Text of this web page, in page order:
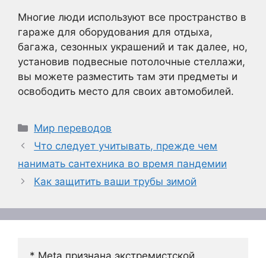
Многие люди используют все пространство в
гараже для оборудования для отдыха,
багажа, сезонных украшений и так далее, но,
установив подвесные потолочные стеллажи,
вы можете разместить там эти предметы и
освободить место для своих автомобилей.
Рубрики
Мир переводов
Что следует учитывать, прежде чем
нанимать сантехника во время пандемии
Как защитить ваши трубы зимой
* Meta признана экстремистской